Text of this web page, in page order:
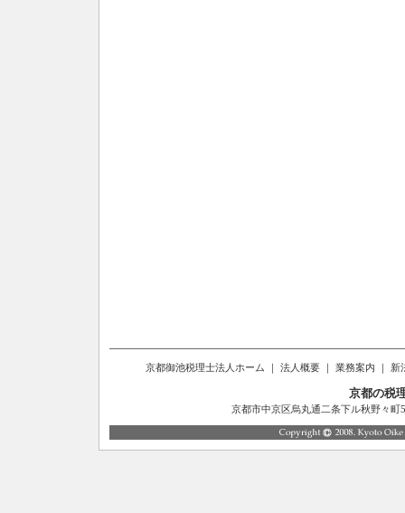
京都御池税理士法人ホーム ｜ 法人概要 ｜ 業務案内 ｜ 新
京都の税
京都市中京区烏丸通二条下ル秋野々